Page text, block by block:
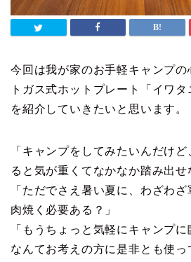
今回は我が家のお手軽キャンプの
トガス式ホットプレート「イワ
を紹介していきたいと思います。
「キャンプをしてみたいんだけど
ると気が重くてなかなか踏み出せ
「ただでさえ暑い夏に、わざわ
肉焼く必要ある？」
「もうちょっと気軽にキャンプに
なんてお考えの方に是非とも使っ